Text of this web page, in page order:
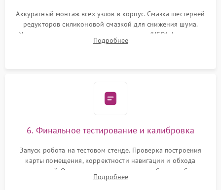
Аккуратный монтаж всех узлов в корпус. Смазка шестерней
редукторов силиконовой смазкой для снижения шума.
Установка новых расходных материалов (HEPA-фильтров,
микрофибры, щеток). Надежная фиксация разъемов и
Подробнее
6. Финальное тестирование и калибровка
Запуск робота на тестовом стенде. Проверка построения
карты помещения, корректности навигации и обхода
препятствий. Оценка силы всасывания и работы турбины.
Тестирование автоматического возврата на док-станцию и
Подробнее